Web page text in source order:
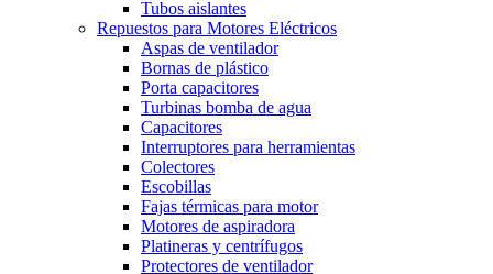
Tubos aislantes
Repuestos para Motores Eléctricos
Aspas de ventilador
Bornas de plástico
Porta capacitores
Turbinas bomba de agua
Capacitores
Interruptores para herramientas
Colectores
Escobillas
Fajas térmicas para motor
Motores de aspiradora
Platineras y centrífugos
Protectores de ventilador